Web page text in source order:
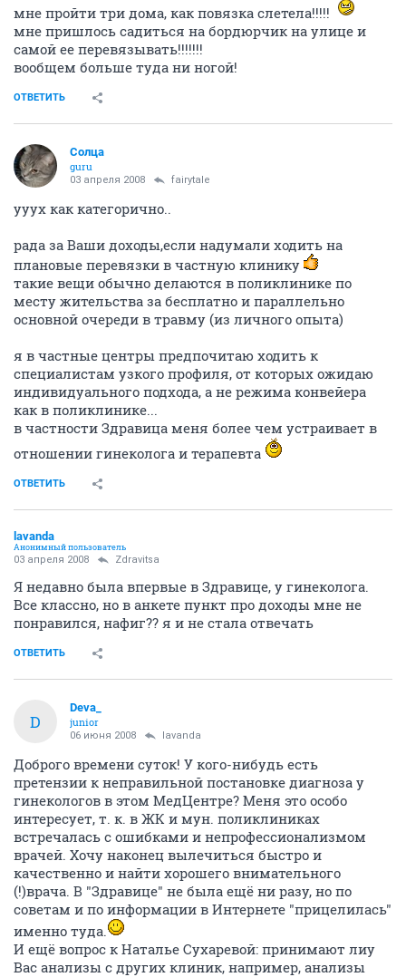
мне пройти три дома, как повязка слетела!!!!!
мне пришлось садиться на бордюрчик на улице и
самой ее перевязывать!!!!!!!
вообщем больше туда ни ногой!
ОТВЕТИТЬ
Солца
guru
03 апреля 2008 fairytale
ууух как категорично..
рада за Ваши доходы,если надумали ходить на
плановые перевязки в частную клинику
такие вещи обычно делаются в поликлинике по
месту жительства за бесплатно и параллельно
основной очереди в травму (из личного опыта)
я в частные центры предпочитаю ходить к
специалистам узкого профиля, от которых ожидаю
индивидуального подхода, а не режима конвейера
как в поликлинике...
в частности Здравица меня более чем устраивает в
отношении гинеколога и терапевта
ОТВЕТИТЬ
lavanda
Анонимный пользователь
03 апреля 2008 Zdravitsa
Я недавно была впервые в Здравице, у гинеколога.
Все классно, но в анкете пункт про доходы мне не
понравился, нафиг?? я и не стала отвечать
ОТВЕТИТЬ
D
Deva_
junior
06 июня 2008 lavanda
Доброго времени суток! У кого-нибудь есть
претензии к неправильной постановке диагноза у
гинекологов в этом МедЦентре? Меня это особо
интересует, т. к. в ЖК и мун. поликлиниках
встречалась с ошибками и непрофессионализмом
врачей. Хочу наконец вылечиться быстро и
качественно и найти хорошего внимательного
(!)врача. В "Здравице" не была ещё ни разу, но по
советам и по информации в Интернете "прицелилась"
именно туда.
И ещё вопрос к Наталье Сухаревой: принимают лиу
Вас анализы с других клиник, например, анализы